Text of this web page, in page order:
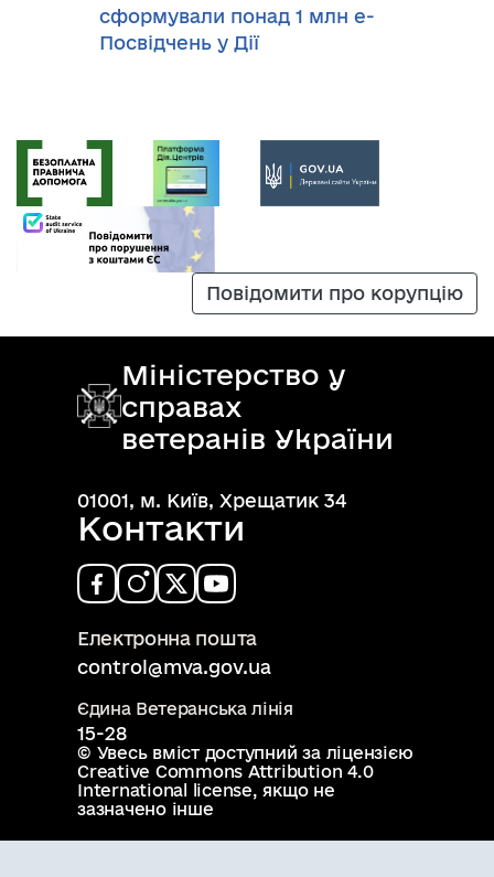
сформували понад 1 млн е-
Посвідчень у Дії
Повідомити про корупцію
Міністерство у
справах
ветеранів України
01001, м. Київ, Хрещатик 34
Контакти
Електронна пошта
control@mva.gov.ua
Єдина Ветеранська лінія
15-28
© Увесь вміст доступний за ліцензією
Creative Commons Attribution 4.0
International license, якщо не
зазначено інше